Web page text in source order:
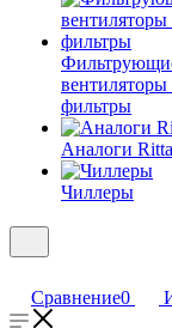
вентиляторы
фильтры
Аналоги
Чиллеры
Сравнение0